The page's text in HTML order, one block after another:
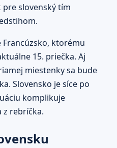
pre slovenský tím
ktorému
15. priečka. Aj
miestenky sa bude
Slovensko je síce po
komplikuje
z rebríčka.